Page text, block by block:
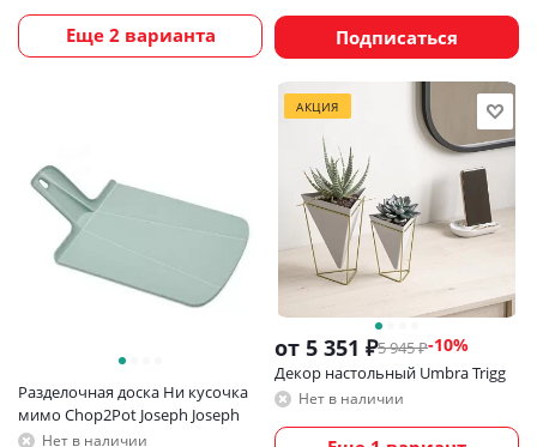
Еще 2 варианта Подписаться
Разделочная доска Ни кусочка
мимо Chop2Pot Joseph Joseph
Нет в наличии
АКЦИЯ
от 5 351 ₽5 945 ₽-10%
Декор настольный Umbra Trigg
Нет в наличии